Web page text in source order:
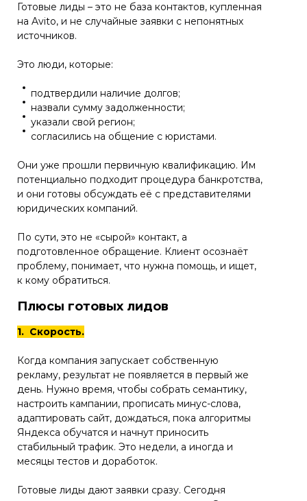
1. Скорость.
Когда компания запускает собственную
рекламу, результат не появляется в первый же
день. Нужно время, чтобы собрать семантику,
настроить кампании, прописать минус-слова,
адаптировать сайт, дождаться, пока алгоритмы
Яндекса обучатся и начнут приносить
стабильный трафик. Это недели, а иногда и
месяцы тестов и доработок.
Готовые лиды дают заявки сразу. Сегодня
Плюсы готовых лидов
Готовые лиды – это не база контактов, купленная
на Avito, и не случайные заявки с непонятных
источников.
Это люди, которые:
подтвердили наличие долгов;
назвали сумму задолженности;
указали свой регион;
согласились на общение с юристами.
Они уже прошли первичную квалификацию. Им
потенциально подходит процедура банкротства,
и они готовы обсуждать её с представителями
юридических компаний.
По сути, это не «сырой» контакт, а
подготовленное обращение. Клиент осознаёт
проблему, понимает, что нужна помощь, и ищет,
к кому обратиться.